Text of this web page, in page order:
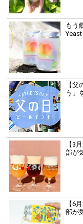
もう
Yeast
【
う」
【3
部が
【6
部が